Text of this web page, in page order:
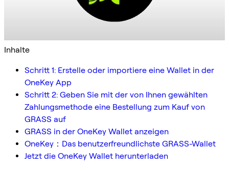
Inhalte
Schritt 1: Erstelle oder importiere eine Wallet in der
OneKey App
Schritt 2: Geben Sie mit der von Ihnen gewählten
Zahlungsmethode eine Bestellung zum Kauf von
GRASS auf
GRASS in der OneKey Wallet anzeigen
OneKey：Das benutzerfreundlichste GRASS-Wallet
Jetzt die OneKey Wallet herunterladen